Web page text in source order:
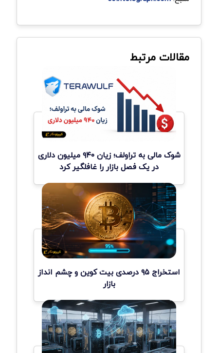
مقالات مرتبط
شوک مالی به تراولف؛ زیان ۹۴۰ میلیون دلاری
در یک فصل بازار را غافلگیر کرد
استخراج ۹۵ درصدی بیت کوین و چشم انداز
بازار